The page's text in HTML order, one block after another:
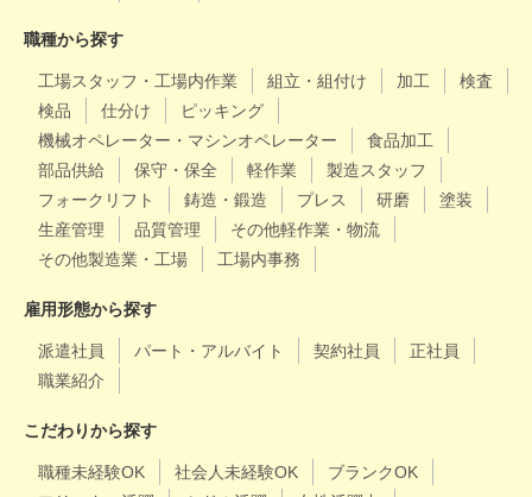
職種から探す
工場スタッフ・工場内作業 組立・組付け 加工
検査
検品
仕分け
ピッキング
機械オペレーター・マシンオペレーター
食品加工
部品供給
保守・保全 軽作業
製造スタッフ
フォークリフト
鋳造・鍛造 プレス 研磨
塗装
生産管理
品質管理
その他軽作業・物流
その他製造業・工場
工場内事務
雇用形態から探す
派遣社員 パート・アルバイト 契約社員
正社員
職業紹介
こだわりから探す
職種未経験OK 社会人未経験OK
ブランクOK